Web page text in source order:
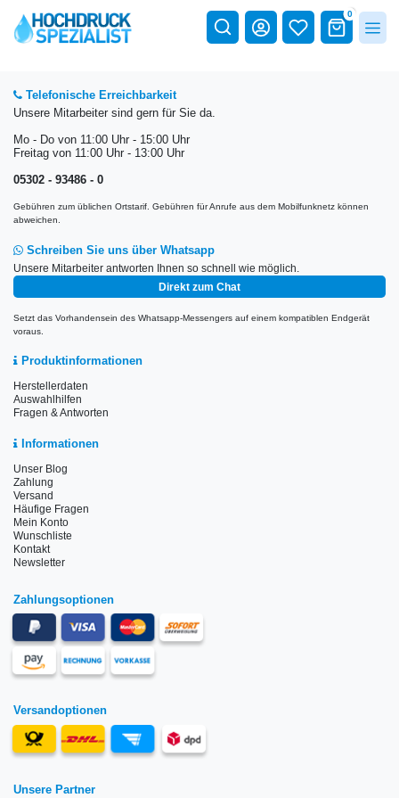
0
Telefonische Erreichbarkeit
Unsere Mitarbeiter sind gern für Sie da.
Mo - Do von 11:00 Uhr - 15:00 Uhr
Freitag von 11:00 Uhr - 13:00 Uhr
05302 - 93486 - 0
Gebühren zum üblichen Ortstarif. Gebühren für Anrufe aus dem Mobilfunknetz können
abweichen.
Schreiben Sie uns über Whatsapp
Unsere Mitarbeiter antworten Ihnen so schnell wie möglich.
Direkt zum Chat
Setzt das Vorhandensein des Whatsapp-Messengers auf einem kompatiblen Endgerät
voraus.
Produktinformationen
Herstellerdaten
Auswahlhilfen
Fragen & Antworten
Informationen
Unser Blog
Zahlung
Versand
Häufige Fragen
Mein Konto
Wunschliste
Kontakt
Newsletter
Zahlungsoptionen
Versandoptionen
Unsere Partner